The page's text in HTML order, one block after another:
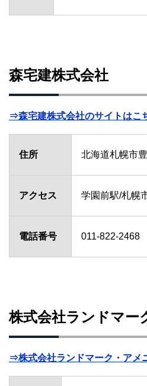
森宅建株式会社
⇒森宅建株式会社のサイトはこ
住所 北海道札幌市
アクセス 学園前駅/札幌
電話番号 011-822-2468
株式会社ランドマ
⇒株式会社ランドマーク・アメ